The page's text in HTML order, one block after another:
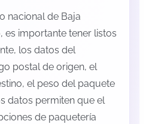
nacional de Baja
es importante tener listos
los datos del
postal de origen, el
el peso del paquete
datos permiten que el
de paquetería